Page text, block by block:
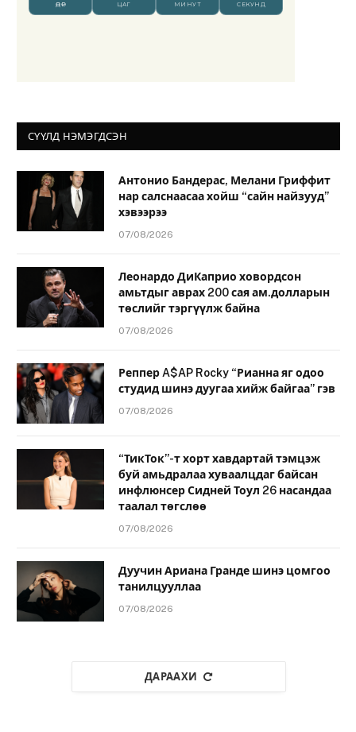
СҮҮЛД НЭМЭГДСЭН
Антонио Бандерас, Мелани Гриффит
нар салснаасаа хойш “сайн найзууд”
хэвээрээ
07/08/2026
Леонардо ДиКаприо ховордсон
амьтдыг аврах 200 сая ам.долларын
төслийг тэргүүлж байна
07/08/2026
Реппер A$AP Rocky “Рианна яг одоо
студид шинэ дуугаа хийж байгаа” гэв
07/08/2026
“ТикТок”-т хорт хавдартай тэмцэж
буй амьдралаа хуваалцдаг байсан
инфлюнсер Сидней Тоул 26 насандаа
таалал төгслөө
07/08/2026
Дуучин Ариана Гранде шинэ цомгоо
танилцууллаа
07/08/2026
ДАРААХИ